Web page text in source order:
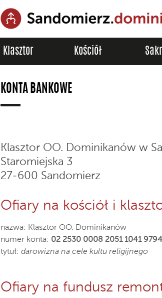
Klasztor Kościół
KONTA BANKOWE
Klasztor OO. Dominikanów w
Staromiejska 3
27-600 Sandomierz
Ofiary na kościół i
nazwa: Klasztor OO. Dominikanów
numer konta: 02 2530 0008 2051 1041
tytuł: darowizna na cele kultu religijnego
Ofiary na fundusz